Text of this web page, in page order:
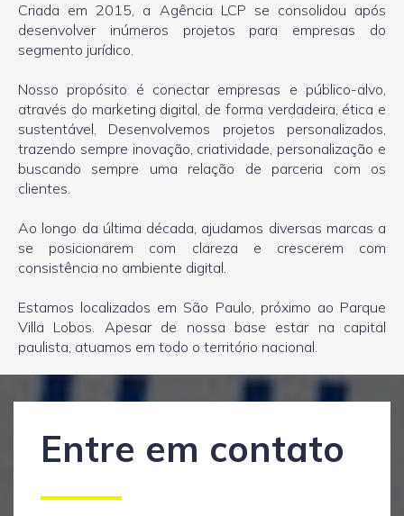
Criada em 2015, a Agência LCP se consolidou após
desenvolver inúmeros projetos para empresas do
segmento jurídico.
Nosso propósito é conectar empresas e público-alvo,
através do marketing digital, de forma verdadeira, ética e
sustentável. Desenvolvemos projetos personalizados,
trazendo sempre inovação, criatividade, personalização e
buscando sempre uma relação de parceria com os
clientes.
Ao longo da última década, ajudamos diversas marcas a
se posicionarem com clareza e crescerem com
consistência no ambiente digital.
Estamos localizados em São Paulo, próximo ao Parque
Villa Lobos. Apesar de nossa base estar na capital
paulista, atuamos em todo o território nacional.
Entre em contato